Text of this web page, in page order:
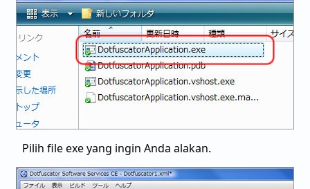
Pilih file exe yang ingin Anda alakan.